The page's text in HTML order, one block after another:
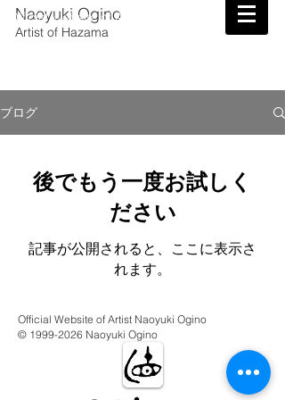
Naoyuki Ogino
Artist of Hazama
Official Website of Artist Naoyuki Ogino
ブログ
後でもう一度お試しく
ださい
記事が公開されると、ここに表示さ
れます。
Official Website of Artist Naoyuki Ogino
© 1999-2026 Naoyuki Ogino